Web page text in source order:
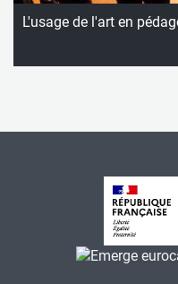
L'usage de l'art en